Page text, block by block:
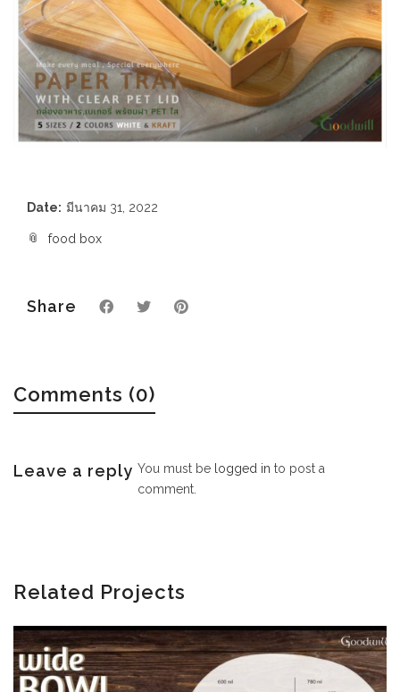
Date: มีนาคม 31, 2022
food box
Share
Comments (0)
Leave a reply You must be logged in to post a
comment.
Related Projects